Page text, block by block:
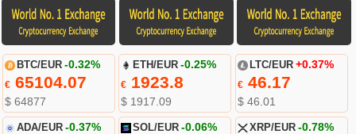
BTC/EUR -0.32%
€65104.07
$ 64877
ETH/EUR -0.25%
€ 1923.8
$ 1917.09
LTC/EUR +0.37%
€46.17
$ 46.01
ADA/EUR -0.37% SOL/EUR -0.06% XRP/EUR -0.78%